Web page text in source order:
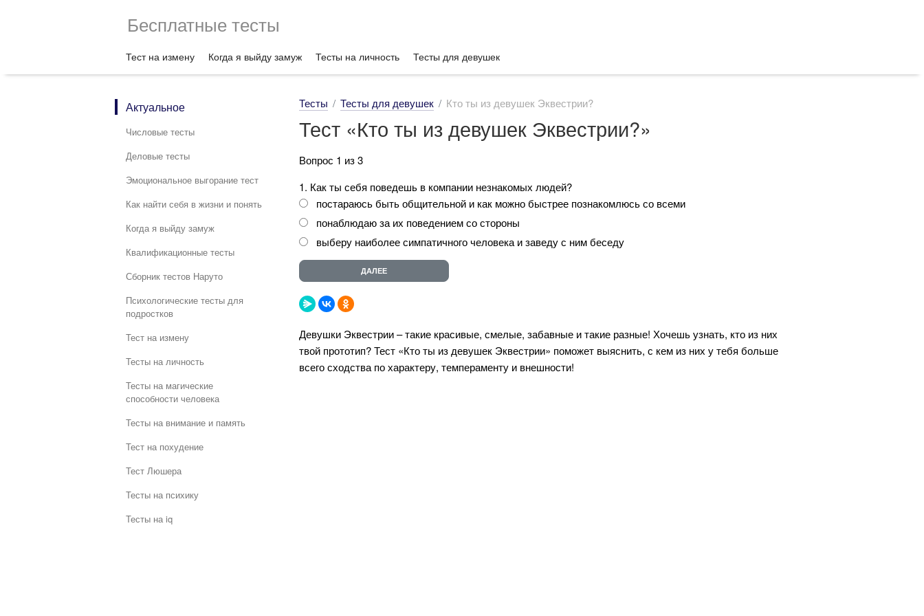
Бесплатные тесты
Тест на измену Когда я выйду замуж Тесты на личность Тесты для девушек
Актуальное
Числовые тесты
Деловые тесты
Эмоциональное выгорание тест
Как найти себя в жизни и понять
Когда я выйду замуж
Квалификационные тесты
Сборник тестов Наруто
Психологические тесты для
подростков
Тест на измену
Тесты на личность
Тесты на магические
способности человека
Тесты на внимание и память
Тест на похудение
Тест Люшера
Тесты на психику
Тесты на iq
Тесты Тесты для девушек Кто ты из девушек Эквестрии?
Тест «Кто ты из девушек Эквестрии?»
Вопрос 1 из 3
1. Как ты себя поведешь в компании незнакомых людей?
постараюсь быть общительной и как можно быстрее познакомлюсь со всеми
понаблюдаю за их поведением со стороны
выберу наиболее симпатичного человека и заведу с ним беседу
Девушки Эквестрии – такие красивые, смелые, забавные и такие разные! Хочешь узнать, кто из них
твой прототип? Тест «Кто ты из девушек Эквестрии» поможет выяснить, с кем из них у тебя больше
всего сходства по характеру, темпераменту и внешности!